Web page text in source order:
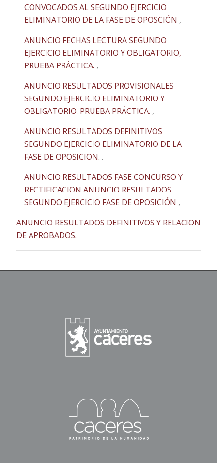
CONVOCADOS AL SEGUNDO EJERCICIO
ELIMINATORIO DE LA FASE DE OPOSCIÓN ,
ANUNCIO FECHAS LECTURA SEGUNDO
EJERCICIO ELIMINATORIO Y OBLIGATORIO,
PRUEBA PRÁCTICA. ,
ANUNCIO RESULTADOS PROVISIONALES
SEGUNDO EJERCICIO ELIMINATORIO Y
OBLIGATORIO. PRUEBA PRÁCTICA. ,
ANUNCIO RESULTADOS DEFINITIVOS
SEGUNDO EJERCICIO ELIMINATORIO DE LA
FASE DE OPOSICION. ,
ANUNCIO RESULTADOS FASE CONCURSO Y
RECTIFICACION ANUNCIO RESULTADOS
SEGUNDO EJERCICIO FASE DE OPOSICIÓN ,
ANUNCIO RESULTADOS DEFINITIVOS Y RELACION
DE APROBADOS.